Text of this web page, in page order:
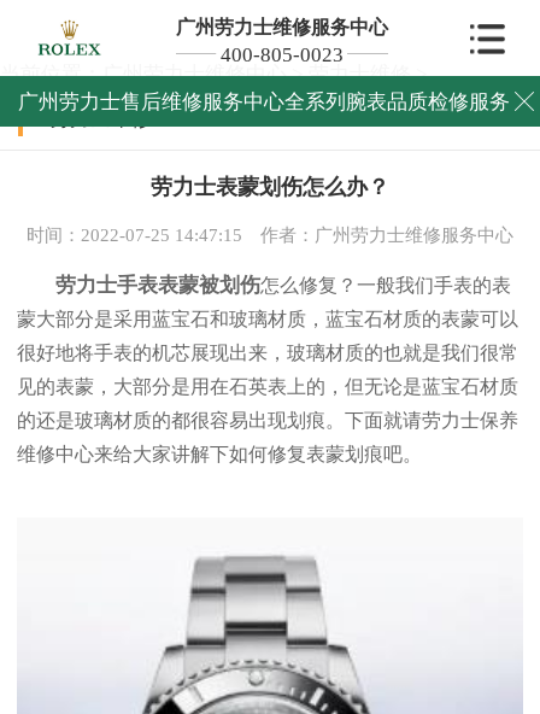
广州劳力士维修服务中心
400-805-0023
广州劳力士售后维修服务中心全系列腕表品质检修服务 
当前位置：广州劳力士维修中心>劳力士维修>
劳力士维修
劳力士表蒙划伤怎么办？
时间：2022-07-25 14:47:15 作者：广州劳力士维修服务中心
劳力士手表表蒙被划伤怎么修复？一般我们手表的表
蒙大部分是采用蓝宝石和玻璃材质，蓝宝石材质的表蒙可以
很好地将手表的机芯展现出来，玻璃材质的也就是我们很常
见的表蒙，大部分是用在石英表上的，但无论是蓝宝石材质
的还是玻璃材质的都很容易出现划痕。下面就请劳力士保养
维修中心来给大家讲解下如何修复表蒙划痕吧。